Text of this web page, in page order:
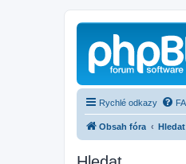
Rychlé odkazy
Obsah fóra Hledat